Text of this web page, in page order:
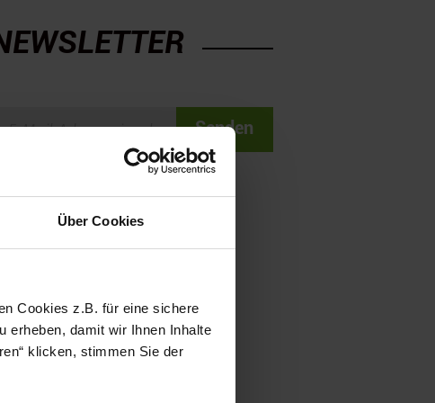
Über Cookies
Cookies z.B. für eine sichere
erheben, damit wir Ihnen Inhalte
klicken, stimmen Sie der
Senden